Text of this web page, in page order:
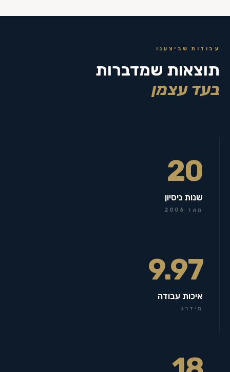
עבודות שביצענו
תוצאות שמדברות
בעד עצמן
20
שנות ניסיון
מאז 2006
9.97
איכות עבודה
מידרג